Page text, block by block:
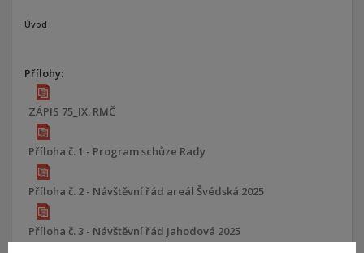
Úvod
Přílohy:
ZÁPIS 75_IX. RMČ
Příloha č. 1 - Program schůze Rady
Příloha č. 2 - Návštěvní řád areál Švédská 2025
Příloha č. 3 - Návštěvní řád Jahodová 2025